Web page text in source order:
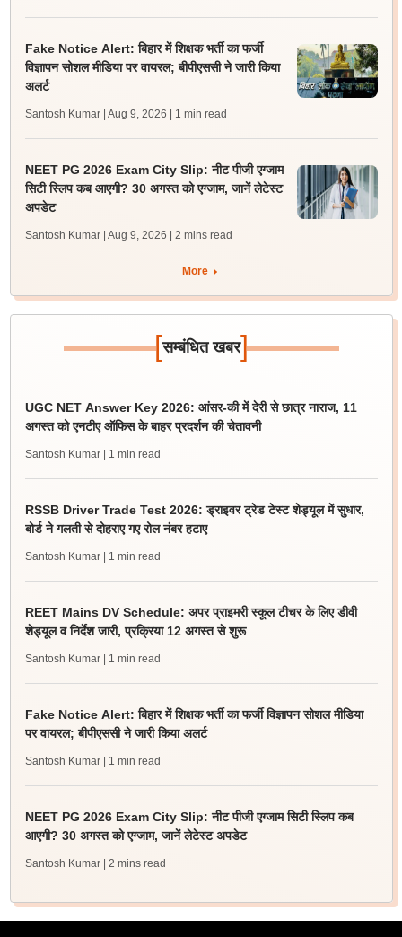
Fake Notice Alert: बिहार में शिक्षक भर्ती का फर्जी
विज्ञापन सोशल मीडिया पर वायरल; बीपीएससी ने जारी किया
अलर्ट
Santosh Kumar | Aug 9, 2026 | 1 min read
NEET PG 2026 Exam City Slip: नीट पीजी एग्जाम
सिटी स्लिप कब आएगी? 30 अगस्त को एग्जाम, जानें लेटेस्ट
अपडेट
Santosh Kumar | Aug 9, 2026 | 2 mins read
More
[सम्बंधित खबर]
UGC NET Answer Key 2026: आंसर-की में देरी से छात्र नाराज, 11
अगस्त को एनटीए ऑफिस के बाहर प्रदर्शन की चेतावनी
Santosh Kumar | 1 min read
RSSB Driver Trade Test 2026: ड्राइवर ट्रेड टेस्ट शेड्यूल में सुधार,
बोर्ड ने गलती से दोहराए गए रोल नंबर हटाए
Santosh Kumar | 1 min read
REET Mains DV Schedule: अपर प्राइमरी स्कूल टीचर के लिए डीवी
शेड्यूल व निर्देश जारी, प्रक्रिया 12 अगस्त से शुरू
Santosh Kumar | 1 min read
Fake Notice Alert: बिहार में शिक्षक भर्ती का फर्जी विज्ञापन सोशल मीडिया
पर वायरल; बीपीएससी ने जारी किया अलर्ट
Santosh Kumar | 1 min read
NEET PG 2026 Exam City Slip: नीट पीजी एग्जाम सिटी स्लिप कब
आएगी? 30 अगस्त को एग्जाम, जानें लेटेस्ट अपडेट
Santosh Kumar | 2 mins read